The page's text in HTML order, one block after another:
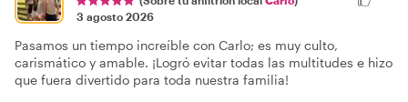
3 agosto 2026
Pasamos un tiempo increíble con Carlo; es muy culto,
carismático y amable. ¡Logró evitar todas las multitudes e hizo
que fuera divertido para toda nuestra familia!